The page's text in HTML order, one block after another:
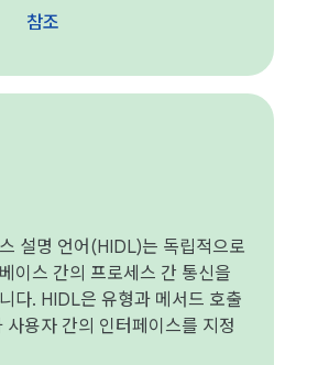
참조
설명 언어(HIDL)는 독립적으로
이스 간의 프로세스 간 통신을
다. HIDL은 유형과 메서드 호출
사용자 간의 인터페이스를 지정